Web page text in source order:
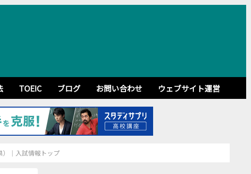
TOEIC ブログ お問い合わせ ウェブサイト運営
）｜入試情報トップ